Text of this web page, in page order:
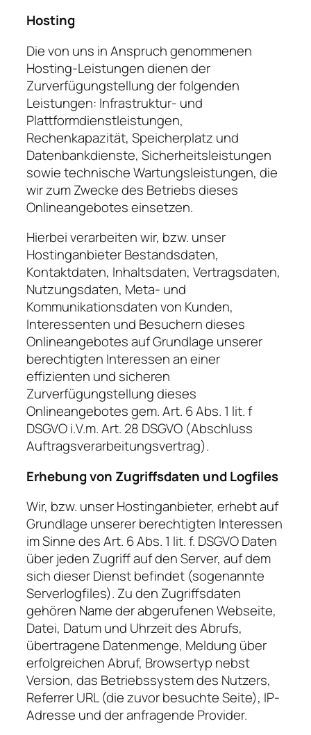
Hosting
Die von uns in Anspruch genommenen
Hosting-Leistungen dienen der
Zurverfügungstellung der folgenden
Leistungen: Infrastruktur- und
Plattformdienstleistungen,
Rechenkapazität, Speicherplatz und
Datenbankdienste, Sicherheitsleistungen
sowie technische Wartungsleistungen, die
wir zum Zwecke des Betriebs dieses
Onlineangebotes einsetzen.
Hierbei verarbeiten wir, bzw. unser
Hostinganbieter Bestandsdaten,
Kontaktdaten, Inhaltsdaten, Vertragsdaten,
Nutzungsdaten, Meta- und
Kommunikationsdaten von Kunden,
Interessenten und Besuchern dieses
Onlineangebotes auf Grundlage unserer
berechtigten Interessen an einer
effizienten und sicheren
Zurverfügungstellung dieses
Onlineangebotes gem. Art. 6 Abs. 1 lit. f
DSGVO i.V.m. Art. 28 DSGVO (Abschluss
Auftragsverarbeitungsvertrag).
Erhebung von Zugriffsdaten und Logfiles
Wir, bzw. unser Hostinganbieter, erhebt auf
Grundlage unserer berechtigten Interessen
im Sinne des Art. 6 Abs. 1 lit. f. DSGVO Daten
über jeden Zugriff auf den Server, auf dem
sich dieser Dienst befindet (sogenannte
Serverlogfiles). Zu den Zugriffsdaten
gehören Name der abgerufenen Webseite,
Datei, Datum und Uhrzeit des Abrufs,
übertragene Datenmenge, Meldung über
erfolgreichen Abruf, Browsertyp nebst
Version, das Betriebssystem des Nutzers,
Referrer URL (die zuvor besuchte Seite), IP-
Adresse und der anfragende Provider.